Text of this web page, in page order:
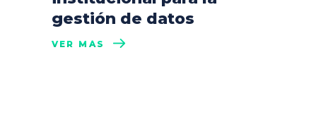
gestión de datos
VER MÁS